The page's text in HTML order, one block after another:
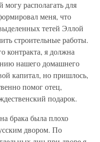
могу располагать для
меня, что
тетей Эллой
строительные работы.
контракта, я должна
нашего домашнего
капитал, но пришлось,
помог отец,
подарок.
брака была плохо
двором. По